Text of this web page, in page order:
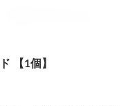
【1個】